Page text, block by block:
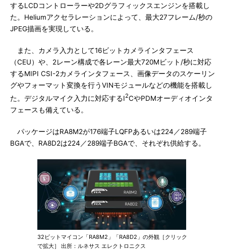
するLCDコントローラーや2Dグラフィックスエンジンを搭載し
た。Heliumアクセラレーションによって、最大27フレーム/秒の
JPEG描画を実現している。
また、カメラ入力として16ビットカメラインタフェース
（CEU）や、2レーン構成で各レーン最大720Mビット/秒に対応
するMIPI CSI-2カメラインタフェース、画像データのスケーリン
グやフォーマット変換を行うVINモジュールなどの機能を搭載し
た。デジタルマイク入力に対応するI2CやPDMオーディオインタ
フェースも備えている。
パッケージはRA8M2が176端子LQFPあるいは224／289端子
BGAで、RA8D2は224／289端子BGAで、それぞれ供給する。
32ビットマイコン「RA8M2」「RA8D2」の外観［クリック
で拡大］ 出所：ルネサス エレクトロニクス